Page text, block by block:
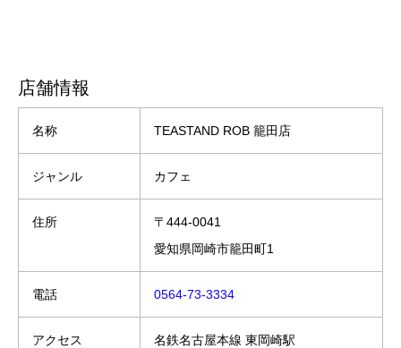
店舗情報
名称 TEASTAND ROB 籠田店
ジャンル カフェ
住所
〒444-0041
愛知県岡崎市籠田町1
電話 0564-73-3334
アクセス 名鉄名古屋本線 東岡崎駅